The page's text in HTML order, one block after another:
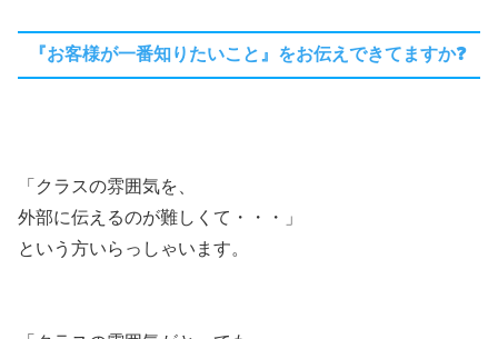
『お客様が一番知りたいこと』をお伝えできてますか❓
「クラスの雰囲気を、
外部に伝えるのが難しくて・・・」
という方いらっしゃいます。